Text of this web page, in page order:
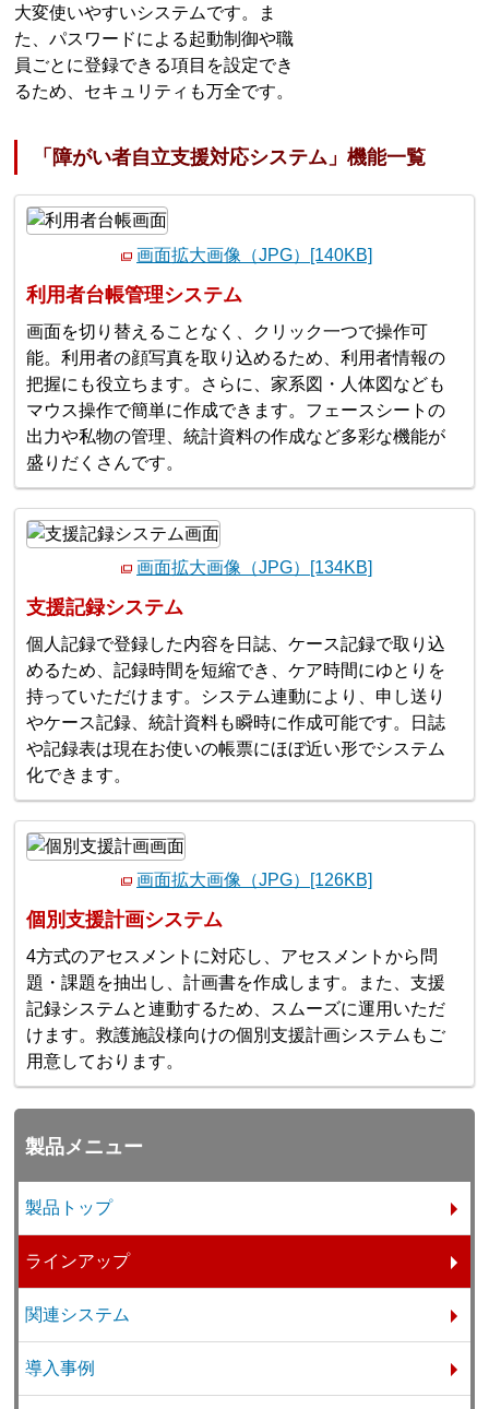
大変使いやすいシステムです。ま
た、パスワードによる起動制御や職
員ごとに登録できる項目を設定でき
るため、セキュリティも万全です。
「障がい者自立支援対応システム」機能一覧
画面拡大画像（JPG）[140KB]
利用者台帳管理システム
画面を切り替えることなく、クリック一つで操作可
能。利用者の顔写真を取り込めるため、利用者情報の
把握にも役立ちます。さらに、家系図・人体図なども
マウス操作で簡単に作成できます。フェースシートの
出力や私物の管理、統計資料の作成など多彩な機能が
盛りだくさんです。
画面拡大画像（JPG）[134KB]
支援記録システム
個人記録で登録した内容を日誌、ケース記録で取り込
めるため、記録時間を短縮でき、ケア時間にゆとりを
持っていただけます。システム連動により、申し送り
やケース記録、統計資料も瞬時に作成可能です。日誌
や記録表は現在お使いの帳票にほぼ近い形でシステム
化できます。
画面拡大画像（JPG）[126KB]
個別支援計画システム
4方式のアセスメントに対応し、アセスメントから問
題・課題を抽出し、計画書を作成します。また、支援
記録システムと連動するため、スムーズに運用いただ
けます。救護施設様向けの個別支援計画システムもご
用意しております。
製品メニュー
製品トップ
ラインアップ
関連システム
導入事例